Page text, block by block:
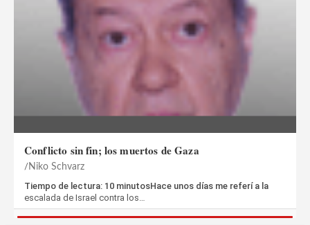
Conflicto sin fin; los muertos de Gaza
Niko Schvarz
Tiempo de lectura: 10 minutosHace unos días me referí a la
escalada de Israel contra los…